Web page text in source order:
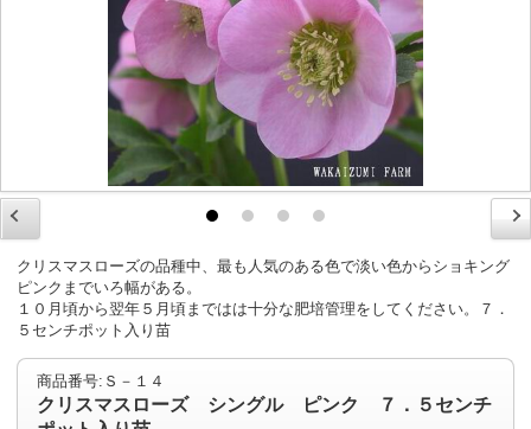
クリスマスローズの品種中、最も人気のある色で淡い色からショキング
ピンクまでいろ幅がある。
１０月頃から翌年５月頃まではは十分な肥培管理をしてください。７．
５センチポット入り苗
商品番号:Ｓ－１４
クリスマスローズ シングル ピンク ７．５センチ